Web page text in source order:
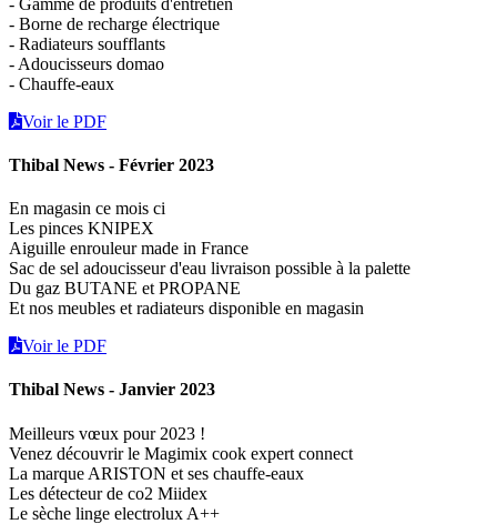
- Borne de recharge électrique
- Radiateurs soufflants
- Adoucisseurs domao
- Chauffe-eaux
Voir le PDF
Thibal News - Février 2023
En magasin ce mois ci
Les pinces KNIPEX
Aiguille enrouleur made in France
Sac de sel adoucisseur d'eau livraison possible à la palette
Du gaz BUTANE et PROPANE
Et nos meubles et radiateurs disponible en magasin
Voir le PDF
Thibal News - Janvier 2023
Meilleurs vœux pour 2023 !
Venez découvrir le Magimix cook expert connect
La marque ARISTON et ses chauffe-eaux
Les détecteur de co2 Miidex
Le sèche linge electrolux A++